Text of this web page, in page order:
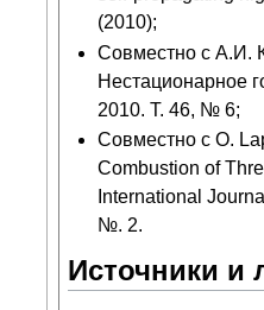
(2010);
Совместно с А.И.
Нестационарное
2010. Т. 46, № 6;
Совместно с O.
Combustion of
International
№. 2.
Источники и